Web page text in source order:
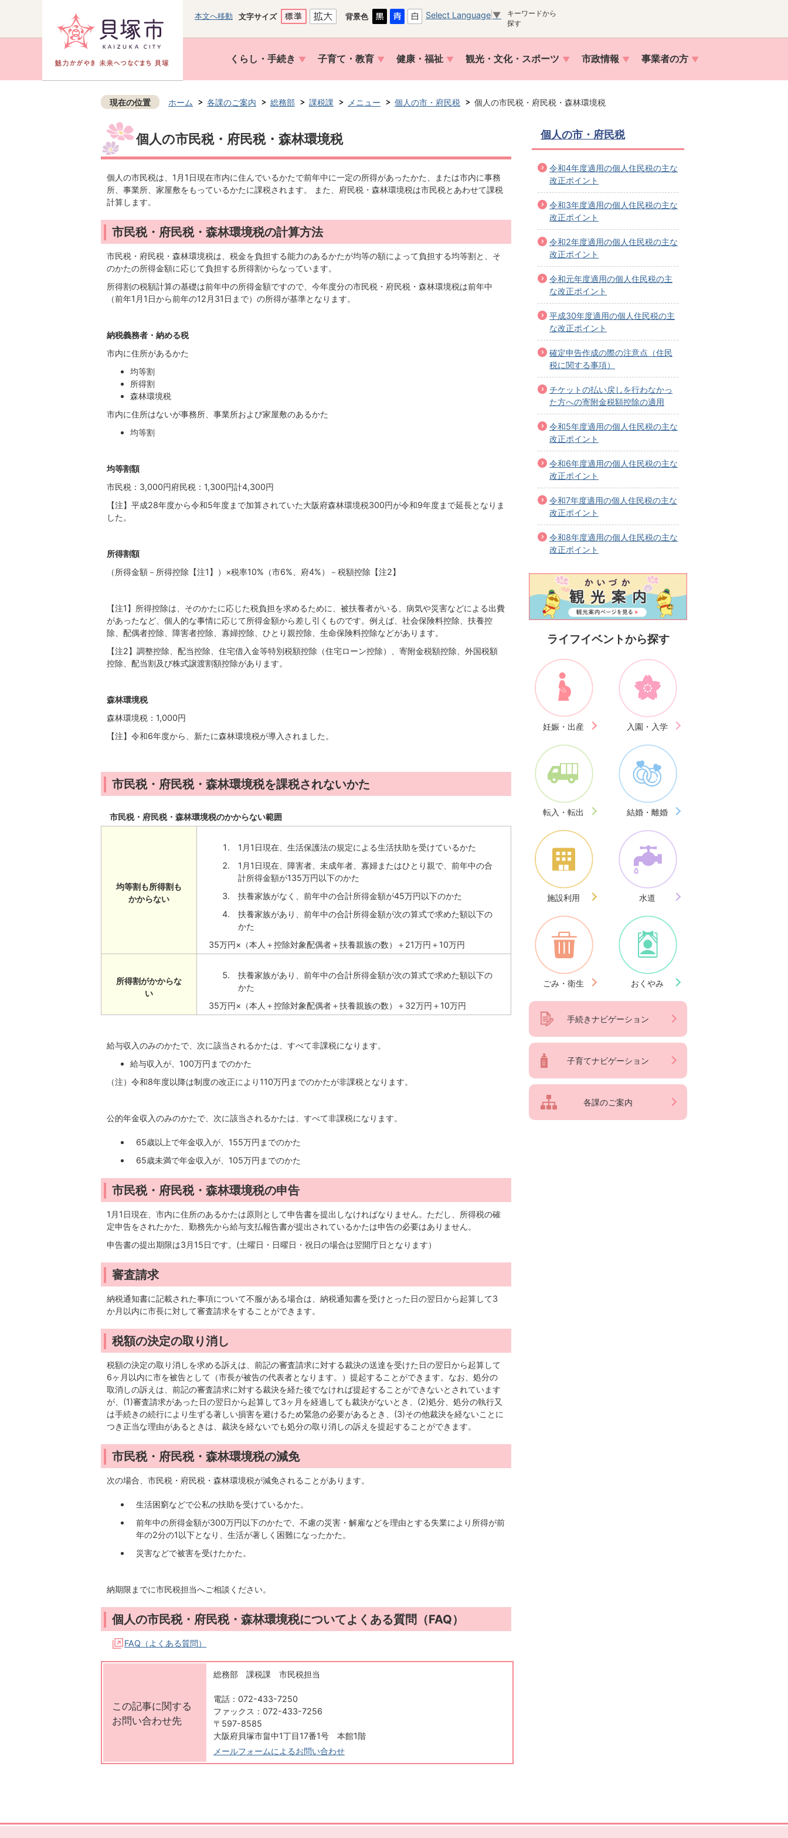
本文へ移動 文字サイズ 背景色 Select Language ▼
キーワードから
探す
くらし・手続き 子育て・教育 健康・福祉 観光・文化・スポーツ 市政情報 事業者の方
現在の位置 ホーム 各課のご案内 総務部 課税課 メニュー 個人の市・府民税 個人の市民税・府民税・森林環境税
個人の市民税・府民税・森林環境税
個人の市民税は、1月1日現在市内に住んでいるかたで前年中に一定の所得があったかた、または市内に事務
所、事業所、家屋敷をもっているかたに課税されます。 また、府民税・森林環境税は市民税とあわせて課税
計算します。
市民税・府民税・森林環境税の計算方法
市民税・府民税・森林環境税は、税金を負担する能力のあるかたが均等の額によって負担する均等割と、そ
のかたの所得金額に応じて負担する所得割からなっています。
所得割の税額計算の基礎は前年中の所得金額ですので、今年度分の市民税・府民税・森林環境税は前年中
（前年1月1日から前年の12月31日まで）の所得が基準となります。
納税義務者・納める税
市内に住所があるかた
均等割
所得割
森林環境税
市内に住所はないが事務所、事業所および家屋敷のあるかた
均等割
均等割額
市民税：3,000円府民税：1,300円計4,300円
【注】平成28年度から令和5年度まで加算されていた大阪府森林環境税300円が令和9年度まで延長となりま
した。
所得割額
（所得金額－所得控除【注1】）×税率10%（市6%、府4%）－税額控除【注2】
【注1】所得控除は、そのかたに応じた税負担を求めるために、被扶養者がいる、病気や災害などによる出費
があったなど、個人的な事情に応じて所得金額から差し引くものです。例えば、社会保険料控除、扶養控
除、配偶者控除、障害者控除、寡婦控除、ひとり親控除、生命保険料控除などがあります。
【注2】調整控除、配当控除、住宅借入金等特別税額控除（住宅ローン控除）、寄附金税額控除、外国税額
控除、配当割及び株式譲渡割額控除があります。
森林環境税
森林環境税：1,000円
【注】令和6年度から、新たに森林環境税が導入されました。
市民税・府民税・森林環境税を課税されないかた
市民税・府民税・森林環境税のかからない範囲
均等割も所得割も
かからない
1月1日現在、生活保護法の規定による生活扶助を受けているかた
1月1日現在、障害者、未成年者、寡婦またはひとり親で、前年中の合
計所得金額が135万円以下のかた
扶養家族がなく、前年中の合計所得金額が45万円以下のかた
扶養家族があり、前年中の合計所得金額が次の算式で求めた額以下の
かた
35万円×（本人＋控除対象配偶者＋扶養親族の数）＋21万円＋10万円
所得割がかからな
い
扶養家族があり、前年中の合計所得金額が次の算式で求めた額以下の
かた
35万円×（本人＋控除対象配偶者＋扶養親族の数）＋32万円＋10万円
給与収入のみのかたで、次に該当されるかたは、すべて非課税になります。
給与収入が、100万円までのかた
（注）令和8年度以降は制度の改正により110万円までのかたが非課税となります。
公的年金収入のみのかたで、次に該当されるかたは、すべて非課税になります。
65歳以上で年金収入が、155万円までのかた
65歳未満で年金収入が、105万円までのかた
市民税・府民税・森林環境税の申告
1月1日現在、市内に住所のあるかたは原則として申告書を提出しなければなりません。ただし、所得税の確
定申告をされたかた、勤務先から給与支払報告書が提出されているかたは申告の必要はありません。
申告書の提出期限は3月15日です。(土曜日・日曜日・祝日の場合は翌開庁日となります）
審査請求
納税通知書に記載された事項について不服がある場合は、納税通知書を受けとった日の翌日から起算して3
か月以内に市長に対して審査請求をすることができます。
税額の決定の取り消し
税額の決定の取り消しを求める訴えは、前記の審査請求に対する裁決の送達を受けた日の翌日から起算して
6ヶ月以内に市を被告として（市長が被告の代表者となります。）提起することができます。なお、処分の
取消しの訴えは、前記の審査請求に対する裁決を経た後でなければ提起することができないとされています
が、(1)審査請求があった日の翌日から起算して3ヶ月を経過しても裁決がないとき、(2)処分、処分の執行又
は手続きの続行により生ずる著しい損害を避けるため緊急の必要があるとき、(3)その他裁決を経ないことに
つき正当な理由があるときは、裁決を経ないでも処分の取り消しの訴えを提起することができます。
市民税・府民税・森林環境税の減免
次の場合、市民税・府民税・森林環境税が減免されることがあります。
生活困窮などで公私の扶助を受けているかた。
前年中の所得金額が300万円以下のかたで、不慮の災害・解雇などを理由とする失業により所得が前
年の2分の1以下となり、生活が著しく困難になったかた。
災害などで被害を受けたかた。
納期限までに市民税担当へご相談ください。
個人の市民税・府民税・森林環境税についてよくある質問（FAQ）
FAQ（よくある質問）
この記事に関する
お問い合わせ先
総務部 課税課 市民税担当
電話：072-433-7250
ファックス：072-433-7256
〒597-8585
大阪府貝塚市畠中1丁目17番1号 本館1階
メールフォームによるお問い合わせ
個人の市・府民税
令和4年度適用の個人住民税の主な
改正ポイント
令和3年度適用の個人住民税の主な
改正ポイント
令和2年度適用の個人住民税の主な
改正ポイント
令和元年度適用の個人住民税の主
な改正ポイント
平成30年度適用の個人住民税の主
な改正ポイント
確定申告作成の際の注意点（住民
税に関する事項）
チケットの払い戻しを行わなかっ
た方への寄附金税額控除の適用
令和5年度適用の個人住民税の主な
改正ポイント
令和6年度適用の個人住民税の主な
改正ポイント
令和7年度適用の個人住民税の主な
改正ポイント
令和8年度適用の個人住民税の主な
改正ポイント
ライフイベントから探す
妊娠・出産 入園・入学
転入・転出 結婚・離婚
施設利用 水道
ごみ・衛生 おくやみ
手続きナビゲーション
子育てナビゲーション
各課のご案内